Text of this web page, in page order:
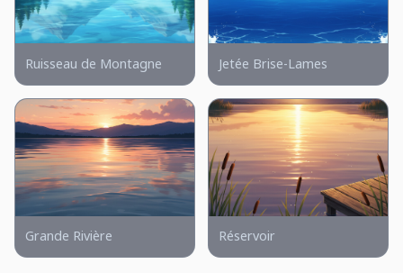
Ruisseau de Montagne Jetée Brise-Lames
Grande Rivière Réservoir